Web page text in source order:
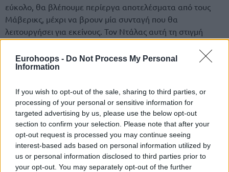
Eurohoops - Do Not Process My Personal
Information
If you wish to opt-out of the sale, sharing to third parties, or
processing of your personal or sensitive information for
targeted advertising by us, please use the below opt-out
section to confirm your selection. Please note that after your
opt-out request is processed you may continue seeing
interest-based ads based on personal information utilized by
us or personal information disclosed to third parties prior to
your opt-out. You may separately opt-out of the further
εύκολο, θα βλέπουμε περίεργα αποτελέσματα από τους
Μάβερικς, μέχρι να βρουν μία συνταγή που θα
λειτουργήσει για εκείνους. Τον Ντάλας αυτή τη στιγμή
βρίσκεται στην 5η θέση της βαθμολογίας της Δύσης, με
ρεκόρ 3– 2. Σκοράρει 110,8 πόντους στην επίθεση, κατά
μέσο όρο και δέχεται 109,4 στην άμυνα.
Δες εδώ το σημερινό κουπόνι μπάσκετ
ΜΑΒΕΡΙΚΣ – ΜΑΤΖΙΚ (02:30):Οι Μάτζικ ξεκίνησαν πολύ
καλά τη σεζόν, σχεδόν από εκεί που τους είχαμε αφήσει
πέρσι, αλλά τα πράγματα ξαφνικά έγιναν πολύ άσχημα
εκείνους. Ο Μπανκέρο τραυματίστηκε και θα χάσει ένα
καλό διάστημα και αυτή είναι μια τεράστια απώλεια για